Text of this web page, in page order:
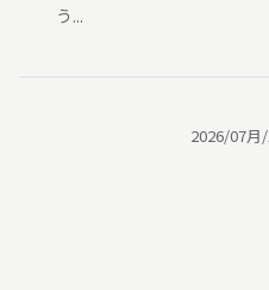
う...
2026/07月